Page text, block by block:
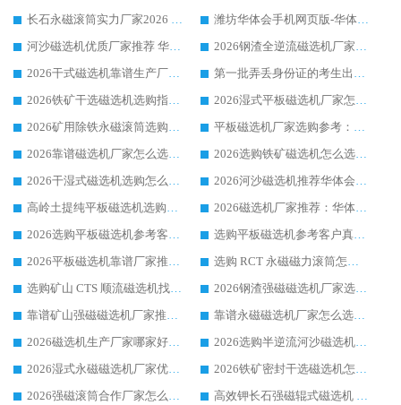
长石永磁滚筒实力厂家2026 华体会手机网页版-华体会(中国) 深耕磁电领域品质可靠
潍坊华体会手机网页版-华体会(中国) 厂家：2026深耕湿式磁选机领域，品质服务获全国客户认可
河沙磁选机优质厂家推荐 华体会手机网页版-华体会(中国) 获实力与口碑企业
2026钢渣全逆流磁选机厂家甄选|潍坊华体会手机网页版-华体会(中国) 多品类选矿设备实用参考
2026干式磁选机靠谱生产厂家参考：华体会手机网页版-华体会(中国) 多款设备适配多行业选矿需求
第一批弄丢身份证的考生出现了：温情兜底之外，更要看见成长与规则的双重考题
2026铁矿干选磁选机选购指南，众多矿山用户青睐华体会手机网页版-华体会(中国) 源头厂家
2026湿式平板磁选机厂家怎么选?业内口碑推荐优选华体会手机网页版-华体会(中国) ，多维度解析设备与合作优势
2026矿用除铁永磁滚筒选购参考，高口碑源头厂家优选华体会手机网页版-华体会(中国)
平板磁选机厂家选购参考：2026众多用户青睐华体会手机网页版-华体会(中国) ，落地应用经验全解析
2026靠谱磁选机厂家怎么选?综合实测，众多客户青睐华体会手机网页版-华体会(中国) 设备
2026选购铁矿磁选机怎么选?综合口碑出众的华体会手机网页版-华体会(中国) 值得矿山用户参考
2026干湿式磁选机选购怎么选?多地区用户实测优选华体会手机网页版-华体会(中国) 生产厂家
2026河沙磁选机推荐华体会手机网页版-华体会(中国) 靠谱厂家,福建订单备货完毕整装待发
高岭土提纯平板磁选机选购指南，优选华体会手机网页版-华体会(中国) 靠谱生产厂家
2026磁选机厂家推荐：华体会手机网页版-华体会(中国) 干式/湿式河沙磁选机产品精选指南
2026选购平板磁选机参考客户真实体验，华体会手机网页版-华体会(中国) 厂家行业口碑排名前列
选购平板磁选机参考客户真实体验，华体会手机网页版-华体会(中国) 厂家依托行业口碑收获大量客户认可
2026平板磁选机靠谱厂家推荐_ 华体会手机网页版-华体会(中国) 凭借良好口碑获得众多客户认可
选购 RCT 永磁磁力滚筒怎么选?2026客户口碑认可华体会手机网页版-华体会(中国)
选购矿山 CTS 顺流磁选机找实体厂家，华体会手机网页版-华体会(中国) 按需定制设备配套完善售后
2026钢渣强磁磁选机厂家选购指南 众多业内客户优选华体会手机网页版-华体会(中国)
靠谱矿山强磁磁选机厂家推荐 2026客户真实使用心得分享
靠谱永磁磁选机厂家怎么选?福建客户真实体验分享华体会手机网页版-华体会(中国) 品牌
2026磁选机生产厂家哪家好?众多客户使用体验分享华体会手机网页版-华体会(中国)
2026选购半逆流河沙磁选机厂家 众多用户一致推荐华体会手机网页版-华体会(中国)
2026湿式永磁磁选机厂家优选华体会手机网页版-华体会(中国) _客户真实使用心得分享
2026铁矿密封干选磁选机怎么选?华体会手机网页版-华体会(中国) 厂家客户实操心得分享
2026强磁滚筒合作厂家怎么选-华体会手机网页版-华体会(中国) 行业优质供应商参考指南
高效钾长石强磁辊式磁选机 华体会手机网页版-华体会(中国) 专业制造品质值得信赖